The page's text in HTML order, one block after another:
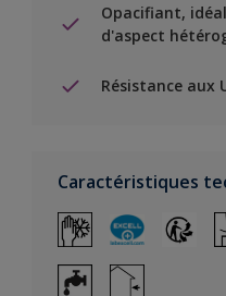
Opacifiant,
d'aspect
Résistance aux
Caractéristiques